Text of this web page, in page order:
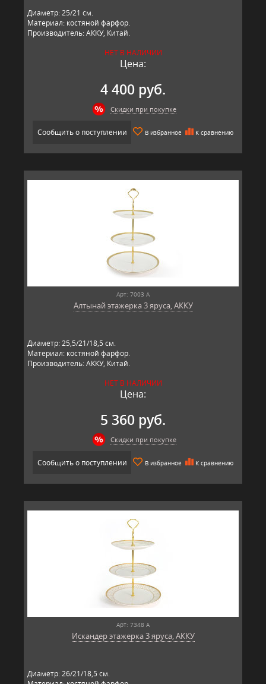
Диаметр: 25/21 см.
Материал: костяной фарфор.
Производитель: АККУ, Китай.
НЕТ В НАЛИЧИИ
Цена:
4 400 руб.
Скидки при покупке
Сообщить о поступлении В избранное К сравнению
Арт: 7003 А
Алтынай этажерка 3 яруса, АККУ
Диаметр: 25,5/21/18,5 см.
Материал: костяной фарфор.
Производитель: АККУ, Китай.
НЕТ В НАЛИЧИИ
Цена:
5 360 руб.
Скидки при покупке
Сообщить о поступлении В избранное К сравнению
Арт: 7348 А
Искандер этажерка 3 яруса, АККУ
Диаметр: 26/21/18,5 см.